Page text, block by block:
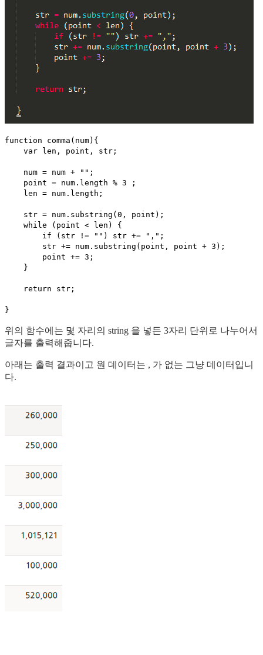
function comma(num){
var len, point, str;
num = num + "";
point = num.length % 3 ;
len = num.length;
str = num.substring(0, point);
while (point < len) {
if (str != "") str += ",";
str += num.substring(point, point + 3);
point += 3;
}
return str;
}
위의 함수에는 몇 자리의 string 을 넣든 3자리 단위로 나누어서
글자를 출력해줍니다.
아래는 출력 결과이고 원 데이터는 , 가 없는 그냥 데이터입니
다.